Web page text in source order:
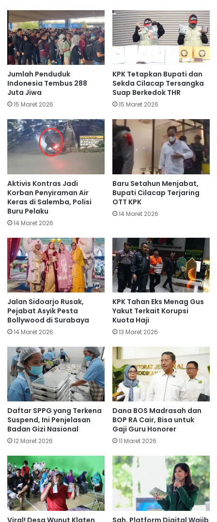
Jumlah Penduduk
Indonesia Tembus 288
Juta Jiwa
15 Maret 2026
KPK Tetapkan Bupati dan
Sekda Cilacap Tersangka
Suap Berkedok THR
15 Maret 2026
Aktivis Kontras Jadi
Korban Penyiraman Air
Keras di Salemba, Polisi
Buru Pelaku
14 Maret 2026
Baru Setahun Menjabat,
Bupati Cilacap Terjaring
OTT KPK
14 Maret 2026
Jalan Sidoarjo Rusak,
Pejabat Asyik Pesta
Bollywood di Surabaya
14 Maret 2026
KPK Tahan Eks Menag Gus
Yakut Terkait Korupsi
Kuota Haji
13 Maret 2026
Daftar SPPG yang Terkena
Suspend, Ini Penjelasan
Badan Gizi Nasional
12 Maret 2026
Dana BOS Madrasah dan
BOP RA Cair, Bisa untuk
Gaji Guru Honorer
11 Maret 2026
Viral! Desa Wunut Klaten Sah, Platform Digital Wajib